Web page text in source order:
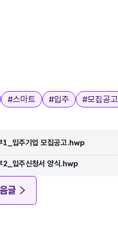
#스마트 #입주 #모집공고
1_입주기업 모집공고.hwp
2_입주신청서 양식.hwp
글